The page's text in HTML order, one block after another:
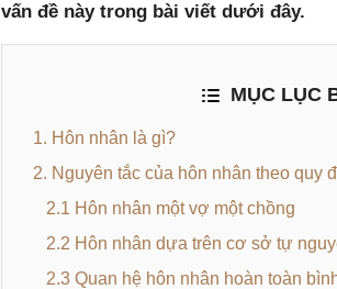
vấn đề này trong bài viết dưới đây.
MỤC LỤC
1. Hôn nhân là gì?
2. Nguyên tắc của hôn nhân theo quy
2.1 Hôn nhân một vợ một chồng
2.2 Hôn nhân dựa trên cơ sở tự
2.3 Quan hệ hôn nhân hoàn toàn